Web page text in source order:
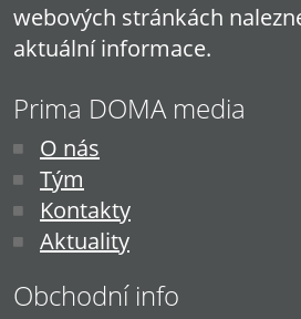
webových stránkách
aktuální informace.
Prima DOMA media
O nás
Tým
Kontakty
Aktuality
Obchodní info